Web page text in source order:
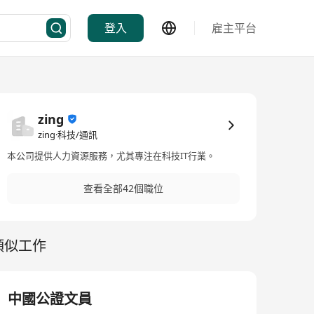
登入 雇主平台
zing
zing·科技/通訊
本公司提供人力資源服務，尤其專注在科技IT行業。
查看全部42個職位
似工作
中國公證文員